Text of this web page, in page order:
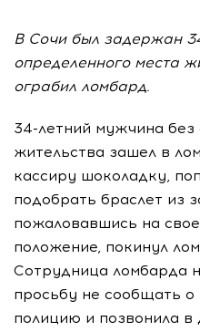
В Сочи был задержан
определенного места
ограбил ломбард.
34-летний мужчина без
жительства зашел в
кассиру шоколадку,
подобрать браслет из
пожаловавшись на
положение, покинул
Сотрудница ломбарда
просьбу не сообщать
полицию и позвонила